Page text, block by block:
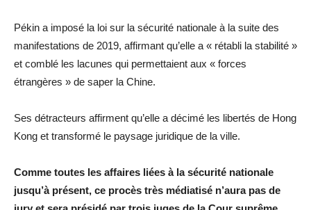
Pékin a imposé la loi sur la sécurité nationale à la suite des
manifestations de 2019, affirmant qu’elle a « rétabli la stabilité »
et comblé les lacunes qui permettaient aux « forces
étrangères » de saper la Chine.
Ses détracteurs affirment qu’elle a décimé les libertés de Hong
Kong et transformé le paysage juridique de la ville.
Comme toutes les affaires liées à la sécurité nationale
jusqu’à présent, ce procès très médiatisé n’aura pas de